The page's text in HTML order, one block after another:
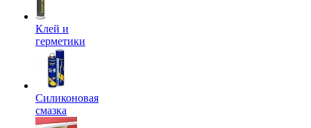
Клей и
герметики
Силиконовая
смазка